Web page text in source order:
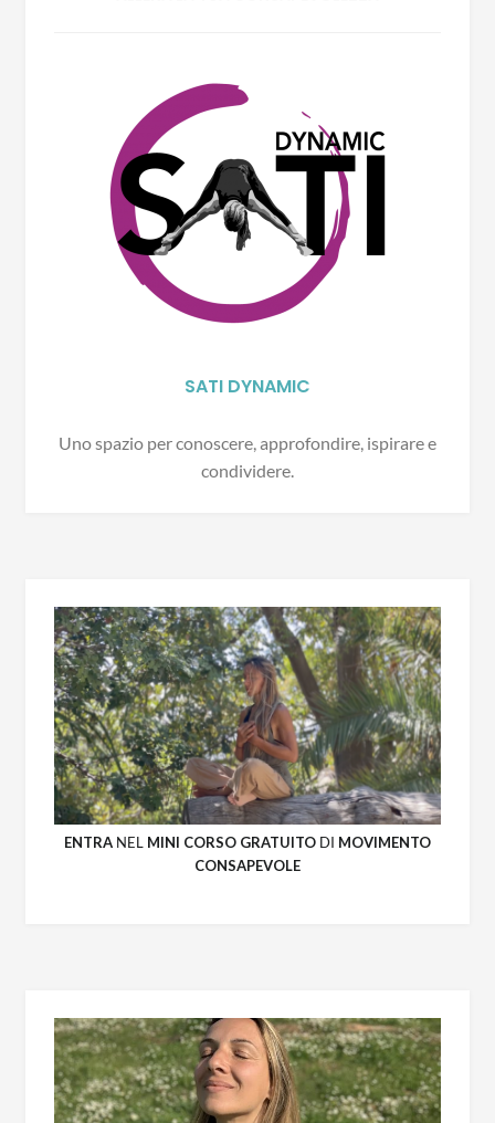
SATI DYNAMIC
Uno spazio per conoscere, approfondire, ispirare e
condividere.
ENTRA NEL MINI CORSO GRATUITO DI MOVIMENTO
CONSAPEVOLE